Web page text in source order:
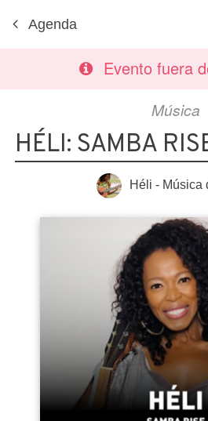
Agenda
Evento fuera
Música
HÉLI: SAMBA
Héli - Música